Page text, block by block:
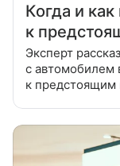
Когда и
к
Эксперт
с автомобилем
к предстоящим